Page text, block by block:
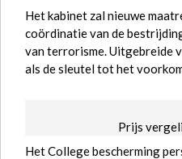
Het kabinet zal nieuwe
coördinatie van de
van terrorisme. Uitgebreide
als de sleutel tot het
Prijs
Het College bescherming